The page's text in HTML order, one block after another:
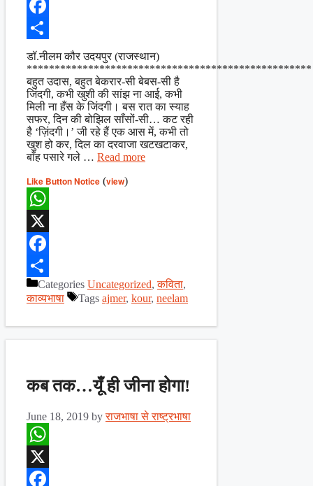
X
Facebook
Share
डॉ.नीलम कौर उदयपुर (राजस्थान)
***************************************************
बहुत उदास, बहुत बेकरार-सी बेबस-सी है
जिंदगी, कभी खुशी की सांझ ना आई, कभी
मिली ना हँस के जिंदगी। बस रात का स्याह
सफर, दिन की बोझिल साँसों-सी… कट रही
है ‘ज़िंदगी।’ जी रहे हैं एक आस में, कभी तो
खुश हो कर, दिल का दरवाजा खटखटाकर,
बाँह पसारे गले … Read more
Like Button Notice (view)
WhatsApp
X
Facebook
ShareCategories Uncategorized,कविता,
काव्यभाषा
Tags ajmer, kour, neelam
कब तक…यूँ ही जीना होगा!
June 18, 2019 byराजभाषा से राष्ट्रभाषा
WhatsApp
X